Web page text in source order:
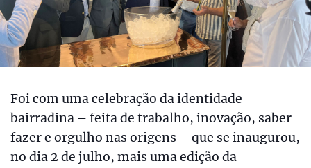
Foi com uma celebração da identidade
bairradina – feita de trabalho, inovação, saber
fazer e orgulho nas origens – que se inaugurou,
no dia 2 de julho, mais uma edição da